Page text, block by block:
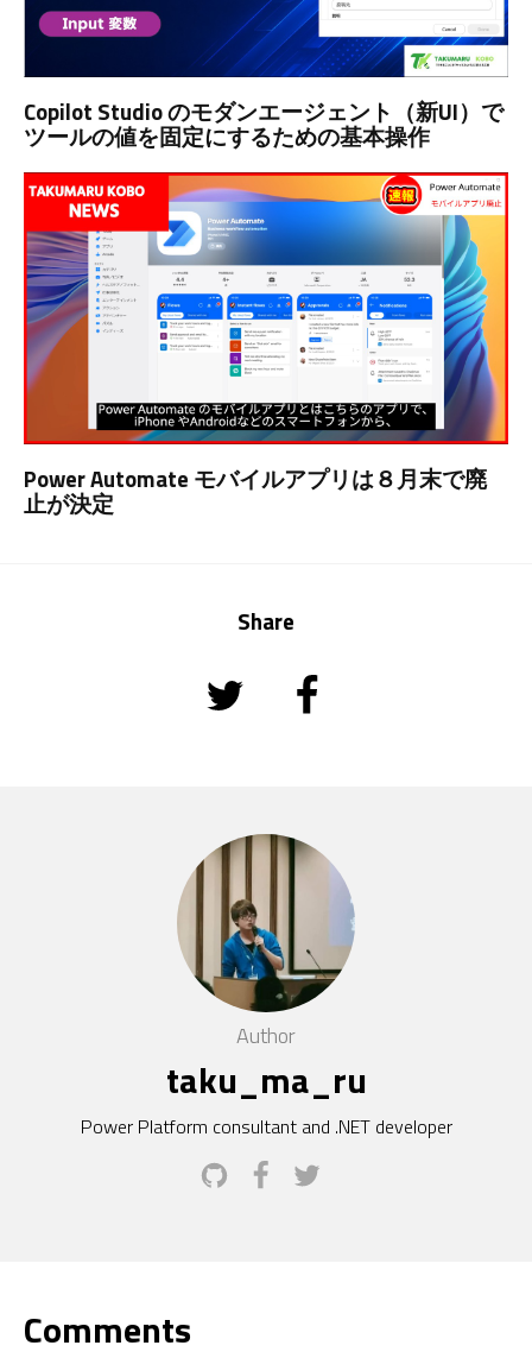
Copilot Studio のモダンエージェント（新UI）で
ツールの値を固定にするための基本操作
Power Automate モバイルアプリは８月末で廃
止が決定
Share
Author
taku_ma_ru
Power Platform consultant and .NET developer
Comments